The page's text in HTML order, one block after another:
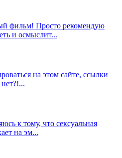
фильм! Просто рекомендую
и осмыслит...
на этом сайте, ссылки
к тому, что сексуальная
на эм...